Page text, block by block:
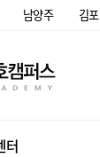
남양주 김포
터